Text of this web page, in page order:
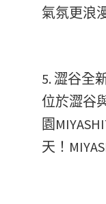
氣氛更浪
5. 澀谷全
位於澀谷
園
天！